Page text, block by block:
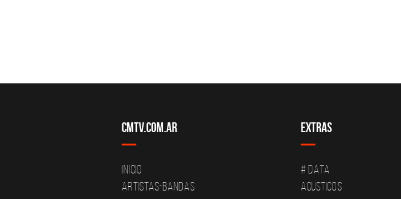
CMTV.com.ar
Inicio
Artistas-Bandas
Extras
# DATA
Acusticos